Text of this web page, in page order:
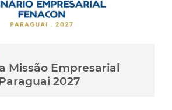
Missão Empresarial
2027